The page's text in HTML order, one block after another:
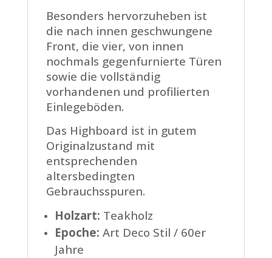
Besonders hervorzuheben ist
die nach innen geschwungene
Front, die vier, von innen
nochmals gegenfurnierte Türen
sowie die vollständig
vorhandenen und profilierten
Einlegeböden.
Das Highboard ist in gutem
Originalzustand mit
entsprechenden
altersbedingten
Gebrauchsspuren.
Holzart: Teakholz
Epoche: Art Deco Stil / 60er
Jahre